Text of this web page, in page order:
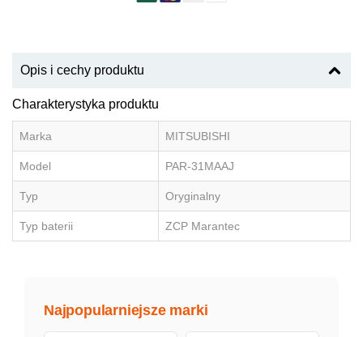
Opis i cechy produktu
Charakterystyka produktu
Marka MITSUBISHI
Model PAR-31MAAJ
Typ Oryginalny
Typ baterii ZCP Marantec
Najpopularniejsze marki